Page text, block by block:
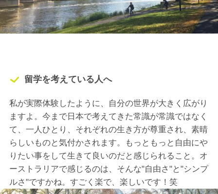
留学を考えている人へ
私が実際体験したように、自分の世界が大きく広がり
ますよ。今まで日本で考えてきた常識が常識ではなく
て、一人ひとり、それぞれの生き方が尊重され、素晴
らしいものと気付かされます。もっともっと自由にや
りたい事をして生きて良いのだと感じられること。オ
ーストラリアで感じるのは、そんな"自由さ"と"シンプ
ルさ"ですかね。すごく楽で、楽しいです！笑